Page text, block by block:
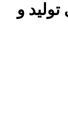
و